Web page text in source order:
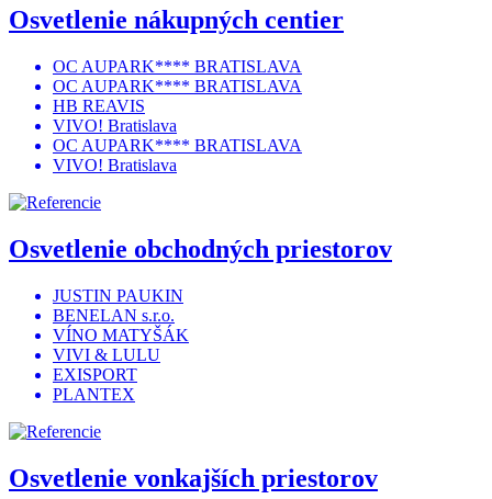
Osvetlenie nákupných centier
OC AUPARK**** BRATISLAVA
OC AUPARK**** BRATISLAVA
HB REAVIS
VIVO! Bratislava
OC AUPARK**** BRATISLAVA
VIVO! Bratislava
Osvetlenie obchodných priestorov
JUSTIN PAUKIN
BENELAN s.r.o.
VÍNO MATYŠÁK
VIVI & LULU
EXISPORT
PLANTEX
Osvetlenie vonkajších priestorov